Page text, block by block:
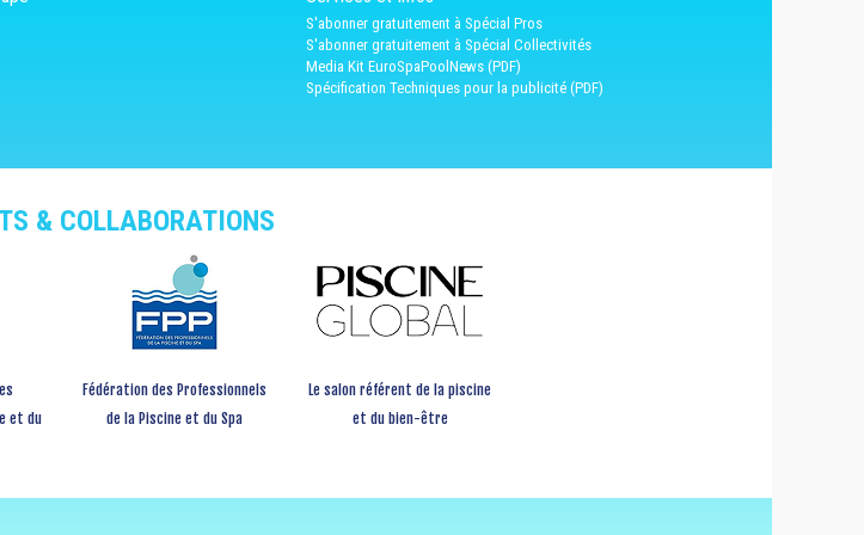
S'abonner gratuitement à Spécial Pros
S'abonner gratuitement à Spécial Collectivités
Media Kit EuroSpaPoolNews (PDF)
Spécification Techniques pour la publicité (PDF)
& COLLABORATIONS
et du
Fédération des Professionnels
de la Piscine et du Spa
Le salon référent de la piscine
et du bien-être